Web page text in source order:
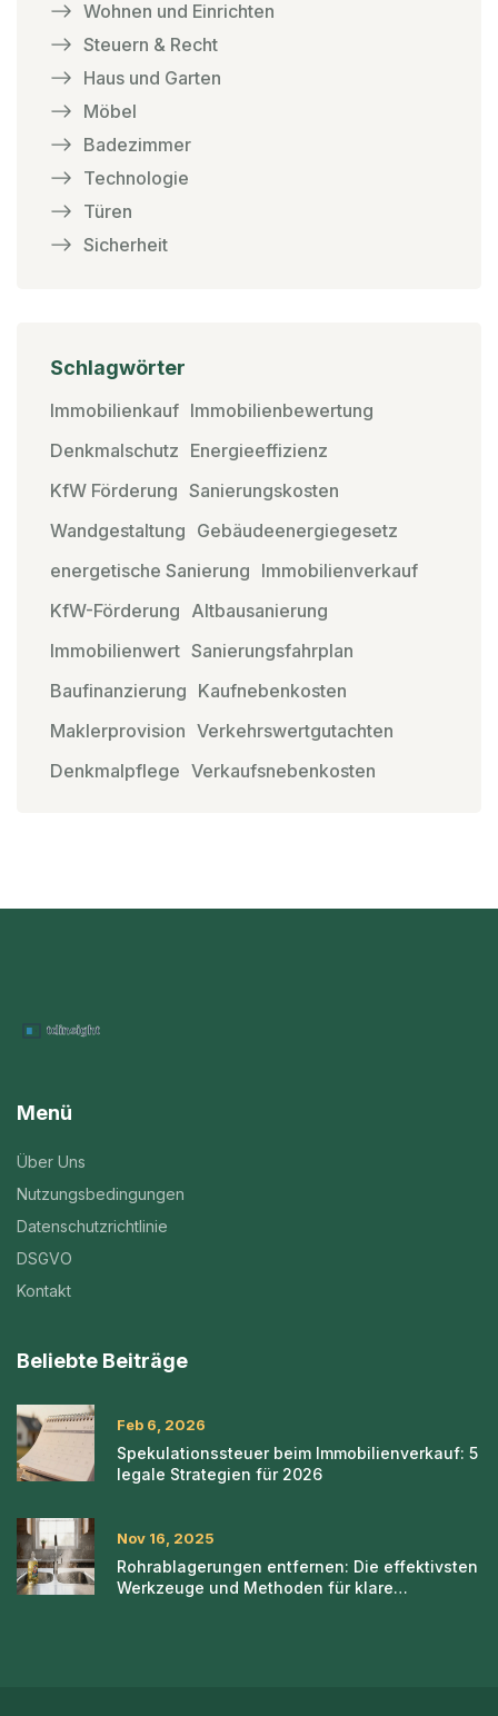
Wohnen und Einrichten
Steuern & Recht
Haus und Garten
Möbel
Badezimmer
Technologie
Türen
Sicherheit
Schlagwörter
Immobilienkauf Immobilienbewertung
Denkmalschutz Energieeffizienz
KfW Förderung Sanierungskosten
Wandgestaltung Gebäudeenergiegesetz
energetische Sanierung Immobilienverkauf
KfW-Förderung Altbausanierung
Immobilienwert Sanierungsfahrplan
Baufinanzierung Kaufnebenkosten
Maklerprovision Verkehrswertgutachten
Denkmalpflege Verkaufsnebenkosten
Menü
Über Uns
Nutzungsbedingungen
Datenschutzrichtlinie
DSGVO
Kontakt
Beliebte Beiträge
Feb 6, 2026
Spekulationssteuer beim Immobilienverkauf: 5
legale Strategien für 2026
Nov 16, 2025
Rohrablagerungen entfernen: Die effektivsten
Werkzeuge und Methoden für klare